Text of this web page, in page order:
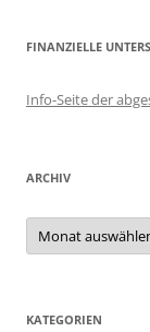
FINANZIELLE
Info-Seite der
ARCHIV
Archiv
KATEGORIEN